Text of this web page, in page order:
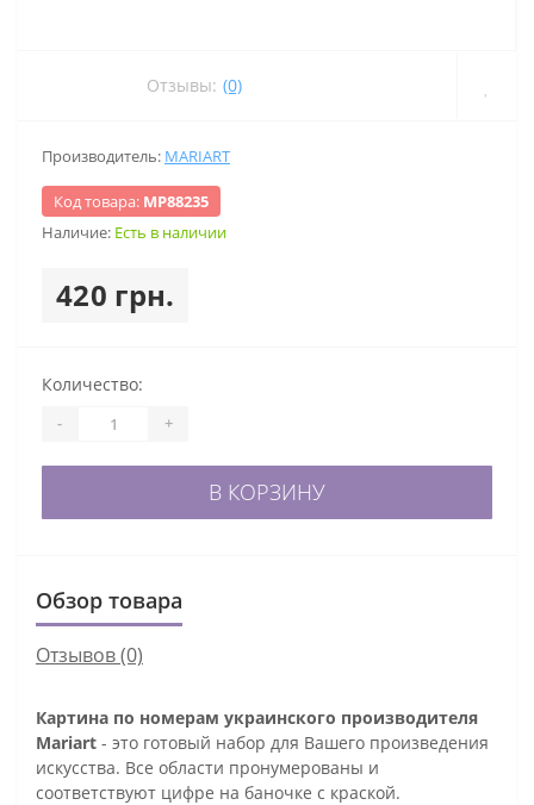
Отзывы: (0)
Производитель: MARIART
Код товара: МР88235
Наличие: Есть в наличии
420 грн.
Количество:
- +
В КОРЗИНУ
Обзор товара
Отзывов (0)
Картина по номерам украинского производителя
Mariart - это готовый набор для Вашего произведения
искусства. Все области пронумерованы и
соответствуют цифре на баночке с краской.